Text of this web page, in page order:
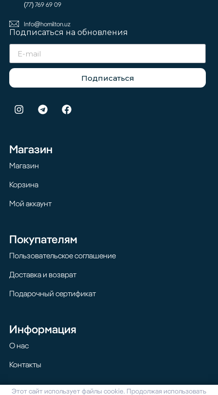
(77) 769 69 09
Info@homilton.uz
Подписаться на обновления
Подписаться
Магазин
Магазин
Корзина
Мой аккаунт
Покупателям
Пользовательское соглашение
Доставка и возврат
Подарочный сертификат
Информация
О нас
Контакты
Этот сайт использует файлы cookie. Продолжая использовать